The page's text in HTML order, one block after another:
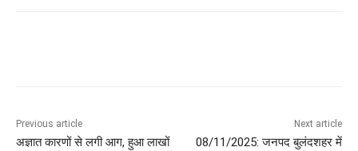
Previous article
अज्ञात कारणों से लगी आग, हुआ लाखों
Next article
08/11/2025: जनपद बुलंदशहर में